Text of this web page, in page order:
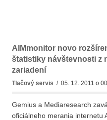
AIMmonitor novo
štatistiky návštevnosti z
zariadení
Tlačový servis / 05. 12. 2011 o
Gemius a Mediaresearch
oficiálneho merania internetu